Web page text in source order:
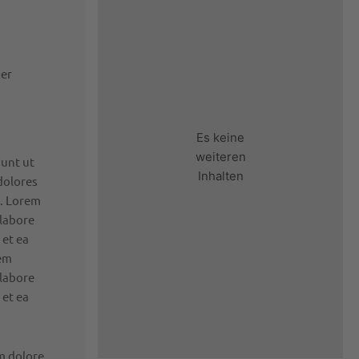
ut
Lorem
ea
ea
dolore
Es keine
weiteren
Inhalten